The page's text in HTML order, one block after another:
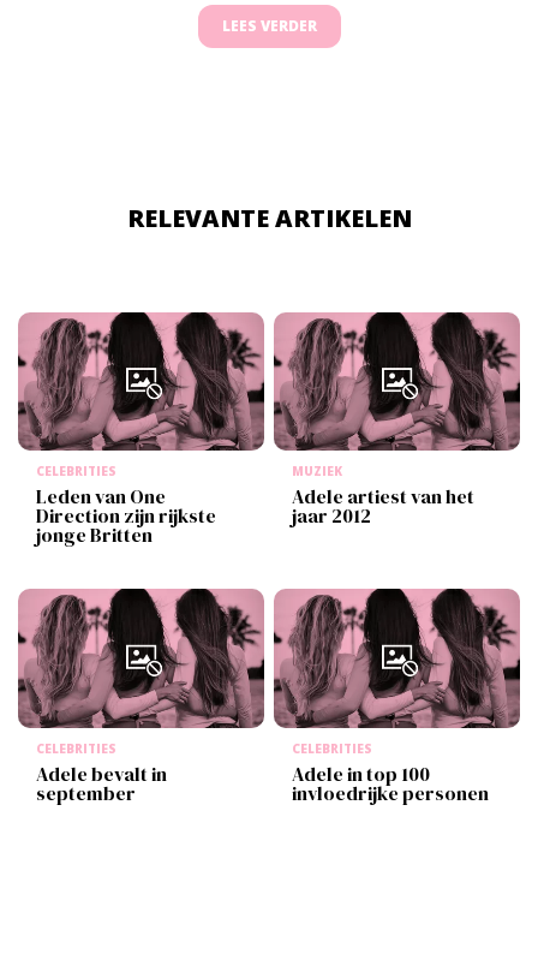
LEES VERDER
RELEVANTE ARTIKELEN
CELEBRITIES
Leden van One
Direction zijn rijkste
jonge Britten
MUZIEK
Adele artiest van het
jaar 2012
CELEBRITIES
Adele bevalt in
september
CELEBRITIES
Adele in top 100
invloedrijke personen